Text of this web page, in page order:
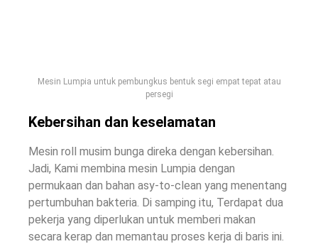
Mesin Lumpia untuk pembungkus bentuk segi empat tepat atau
persegi
Kebersihan dan keselamatan
Mesin roll musim bunga direka dengan kebersihan.
Jadi, Kami membina mesin Lumpia dengan
permukaan dan bahan asy-to-clean yang menentang
pertumbuhan bakteria. Di samping itu, Terdapat dua
pekerja yang diperlukan untuk memberi makan
secara kerap dan memantau proses kerja di baris ini.